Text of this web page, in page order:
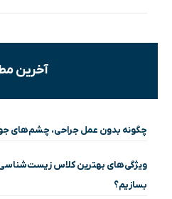
آخرین
چگونه بدون عمل جراحی، چشم‌های
ویژگی‌های بهترین کلاس
بسازیم؟